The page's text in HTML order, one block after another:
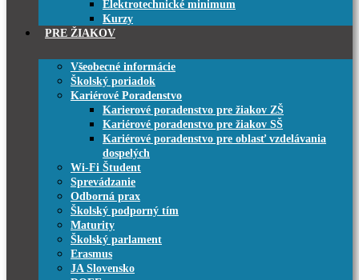
Elektrotechnické minimum
Kurzy
PRE ŽIAKOV
Všeobecné informácie
Školský poriadok
Kariérové Poradenstvo
Karierové poradenstvo pre žiakov ZŠ
Kariérové poradenstvo pre žiakov SŠ
Kariérové poradenstvo pre oblasť vzdelávania
dospelých
Wi-Fi Študent
Sprevádzanie
Odborná prax
Školský podporný tím
Maturity
Školský parlament
Erasmus
JA Slovensko